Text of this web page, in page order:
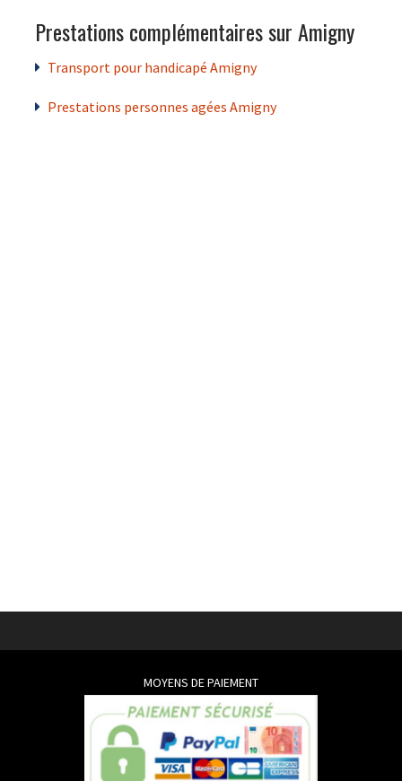
Prestations complémentaires sur Amigny
Transport pour handicapé Amigny
Prestations personnes agées Amigny
MOYENS DE PAIEMENT